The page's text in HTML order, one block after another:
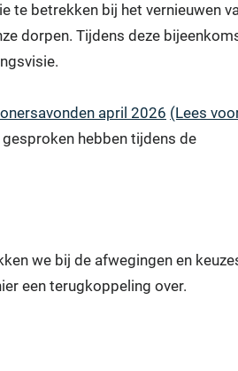
te betrekken bij het vernieuwen
dorpen. Tijdens deze
april 2026 (Lees
hebben tijdens de
we bij de afwegingen en
een terugkoppeling over.